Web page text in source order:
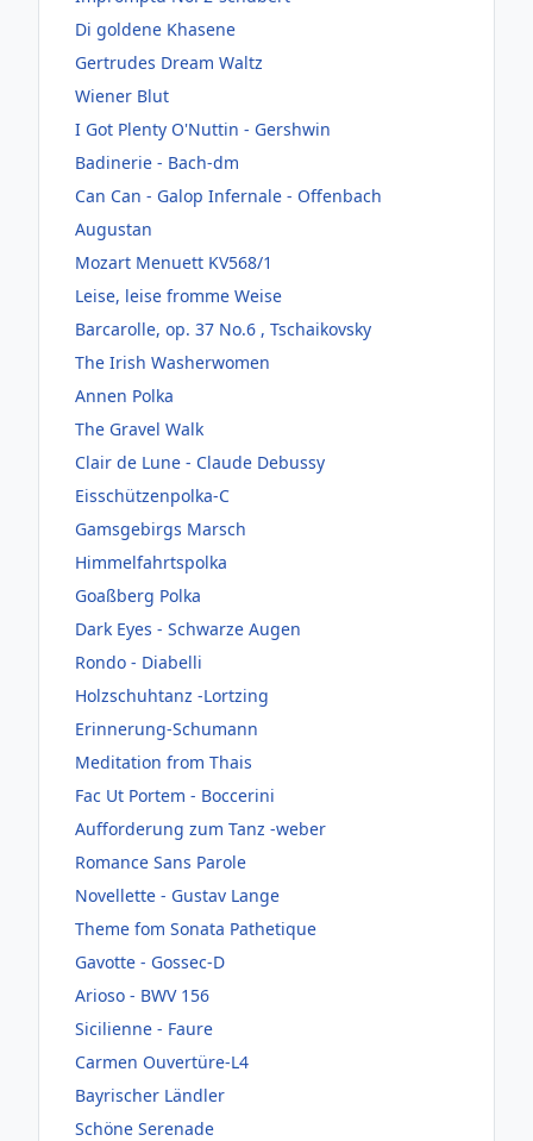
Di goldene Khasene
Gertrudes Dream Waltz
Wiener Blut
I Got Plenty O'Nuttin - Gershwin
Badinerie - Bach-dm
Can Can - Galop Infernale - Offenbach
Augustan
Mozart Menuett KV568/1
Leise, leise fromme Weise
Barcarolle, op. 37 No.6 , Tschaikovsky
The Irish Washerwomen
Annen Polka
The Gravel Walk
Clair de Lune - Claude Debussy
Eisschützenpolka-C
Gamsgebirgs Marsch
Himmelfahrtspolka
Goaßberg Polka
Dark Eyes - Schwarze Augen
Rondo - Diabelli
Holzschuhtanz -Lortzing
Erinnerung-Schumann
Meditation from Thais
Fac Ut Portem - Boccerini
Aufforderung zum Tanz -weber
Romance Sans Parole
Novellette - Gustav Lange
Theme fom Sonata Pathetique
Gavotte - Gossec-D
Arioso - BWV 156
Sicilienne - Faure
Carmen Ouvertüre-L4
Bayrischer Ländler
Schöne Serenade